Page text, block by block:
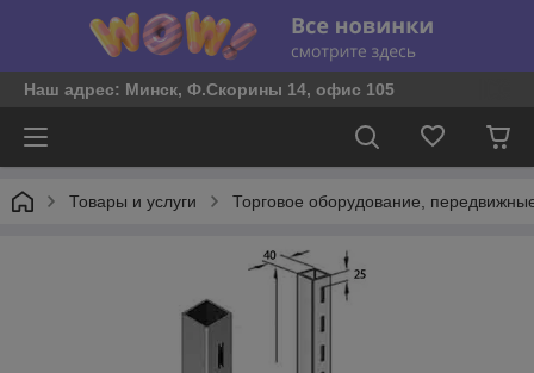
Наш адрес: Минск, Ф.Скорины 14, офис 105
Товары и услуги Торговое оборудование,